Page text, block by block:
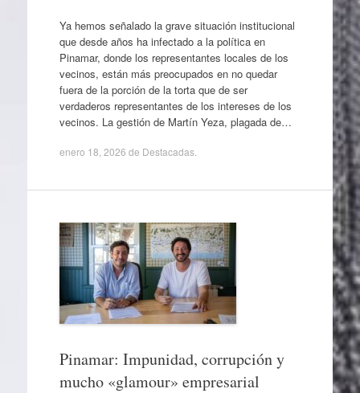
Ya hemos señalado la grave situación institucional
que desde años ha infectado a la política en
Pinamar, donde los representantes locales de los
vecinos, están más preocupados en no quedar
fuera de la porción de la torta que de ser
verdaderos representantes de los intereses de los
vecinos. La gestión de Martín Yeza, plagada de…
enero 18, 2026 de Destacadas.
Pinamar: Impunidad, corrupción y
mucho «glamour» empresarial